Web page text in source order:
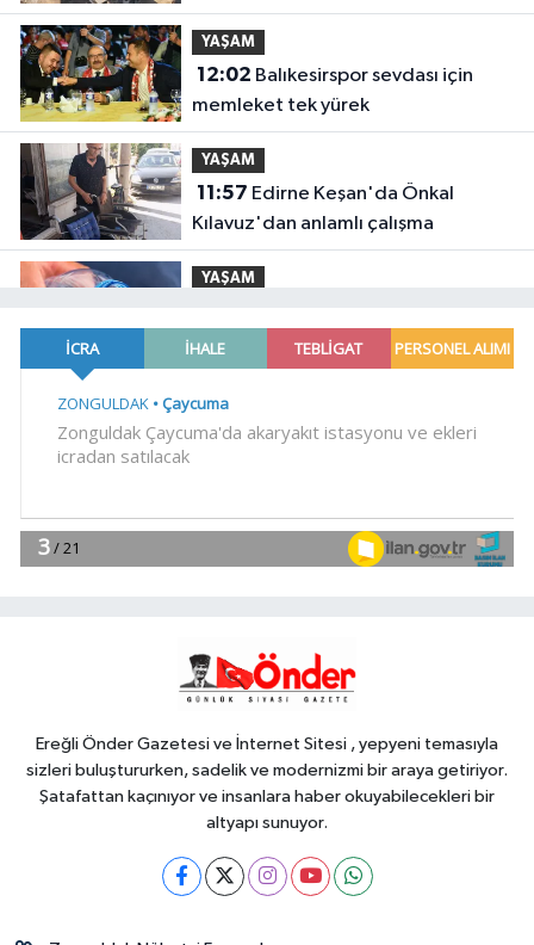
yatırım
YAŞAM
12:02
memleket tek yürek
YAŞAM
11:57
Kılavuz'dan anlamlı çalışma
YAŞAM
Uzmanlardan Türkiye için uyarı
11:42 İzmir Efes Selçuk'ta engelsiz
11:37 ELLERİNİZE SAĞLIK...
Ereğli Önder Gazetesi ve İnternet Sitesi , yepyeni temasıyla
sizleri buluştururken, sadelik ve modernizmi bir araya getiriyor.
Şatafattan kaçınıyor ve insanlara haber okuyabilecekleri bir
altyapı sunuyor.